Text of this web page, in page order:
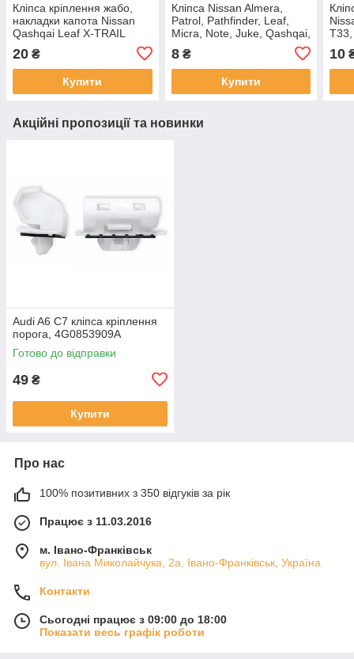
Кліпса кріплення жабо,
накладки капота Nissan
Qashqai Leaf X-TRAIL
Kadjar/ 668204BA5A
20 ₴
Купити
Кліпса Nissan Almera,
Patrol, Pathfinder, Leaf,
Micra, Note, Juke, Qashqai,
(отв.8мм) 01553-09611,
8₴
Купити
10
Акційні пропозиції та новинки
Audi A6 C7 кліпса кріплення
порога, 4G0853909A
Готово до відправки
49 ₴
Купити
Про нас
100% позитивних з 350 відгуків за рік
Працює з 11.03.2016
м. Івано-Франківськ
вул. Івана Миколайчука, 2а, Івано-Франківськ, Україна
Контакти
Сьогодні працює з 09:00 до 18:00
Показати весь графік роботи